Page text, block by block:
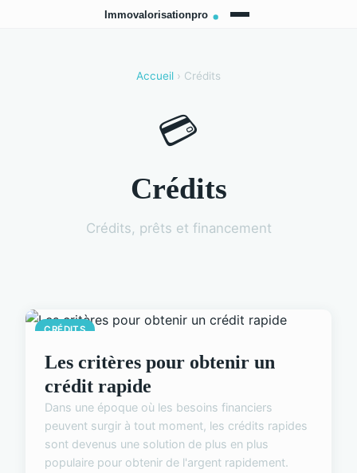
Accueil › Crédits
💳
Crédits
Crédits, prêts et financement
CRÉDITS
Les critères pour obtenir un
crédit rapide
Dans une époque où les besoins financiers
peuvent surgir à tout moment, les crédits rapides
sont devenus une solution de plus en plus
populaire pour obtenir de l'argent rapidement.